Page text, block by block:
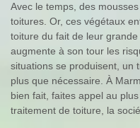
Avec le temps, des
toitures. Or, ces végétaux
toiture du fait de leur
augmente à son tour les
situations se produisent, un
plus que nécessaire. À
bien fait, faites appel au
traitement de toiture, la